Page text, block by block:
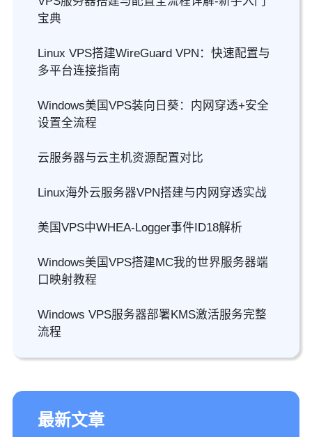
宝典
Linux VPS搭建WireGuard VPN：快速配置与
多平台连接指南
Windows美国VPS装向日葵：内网穿透+安全
设置全流程
云服务器与云主机资源配置对比
Linux海外云服务器VPN搭建与内网穿透实战
美国VPS中WHEA-Logger事件ID18解析
Windows美国VPS搭建MC我的世界服务器端
口映射教程
Windows VPS服务器部署KMS激活服务完整
流程
最新文章